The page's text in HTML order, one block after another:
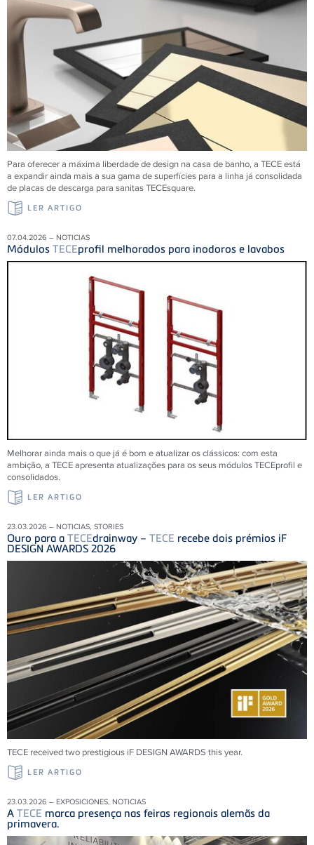
Para oferecer a máxima liberdade de design na casa de banho, a TECE está
a expandir ainda mais a sua gama de superfícies para a linha já consolidada
de placas de descarga para sanitas TECEsquare.
LER ARTIGO
07.04.2026 – NOTICIAS
Módulos TECEprofil melhorados para inodoros e lavabos
Melhorar ainda mais o que já é bom e atualizar os clássicos: com esta
ambição, a TECE apresenta atualizações para os seus módulos TECEprofil e
consolidados.
LER ARTIGO
23.03.2026 – NOTICIAS, STORIES
Ouro para a TECEdrainway – TECE recebe dois prémios iF
DESIGN AWARDS 2026
TECE received two prestigious iF DESIGN AWARDS this year.
LER ARTIGO
23.03.2026 – EXPOSICIONES, NOTICIAS
A TECE marca presença nas feiras regionais alemãs da
primavera.